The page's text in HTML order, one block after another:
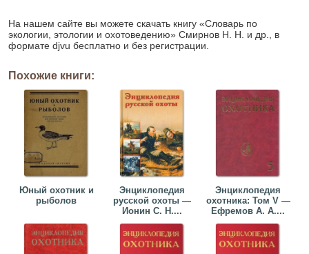
На нашем сайте вы можете скачать книгу «Словарь по
экологии, этологии и охотоведению» Смирнов Н. Н. и др., в
формате djvu бесплатно и без регистрации.
Похожие книги:
Юный охотник и
рыболов
Энциклопедия
русской охоты —
Ионин С. Н....
Энциклопедия
охотника: Том V —
Ефремов А. А....